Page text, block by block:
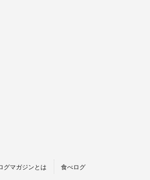
グマガジンとは 食べログ